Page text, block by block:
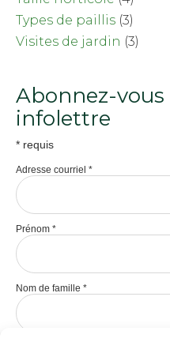
Types de paillis (3)
Visites de jardin (3)
Abonnez-
infolettre
* requis
Adresse courriel *
Prénom *
Nom de famille *